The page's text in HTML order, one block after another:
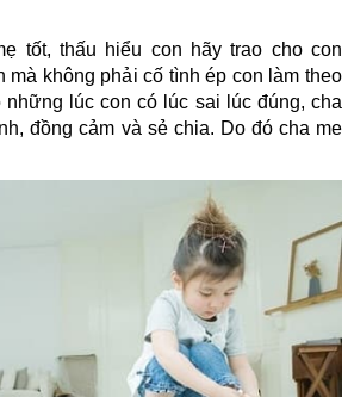
tốt, thấu hiểu con hãy trao cho con
không phải cố tình ép con làm theo
lúc con có lúc sai lúc đúng, cha
đồng cảm và sẻ chia. Do đó cha me